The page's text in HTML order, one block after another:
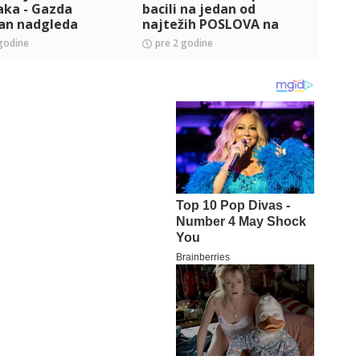
- Gazda
nadgleda
bacili na jedan od
najtežih POSLOVA na
imanju (VIDEO)
pre 2 godine